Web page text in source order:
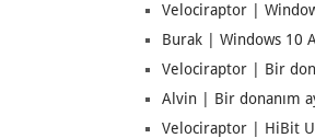
Velociraptor |
Burak | Windows 10
Velociraptor | Bir
Alvin | Bir donanım
Velociraptor | HiBit